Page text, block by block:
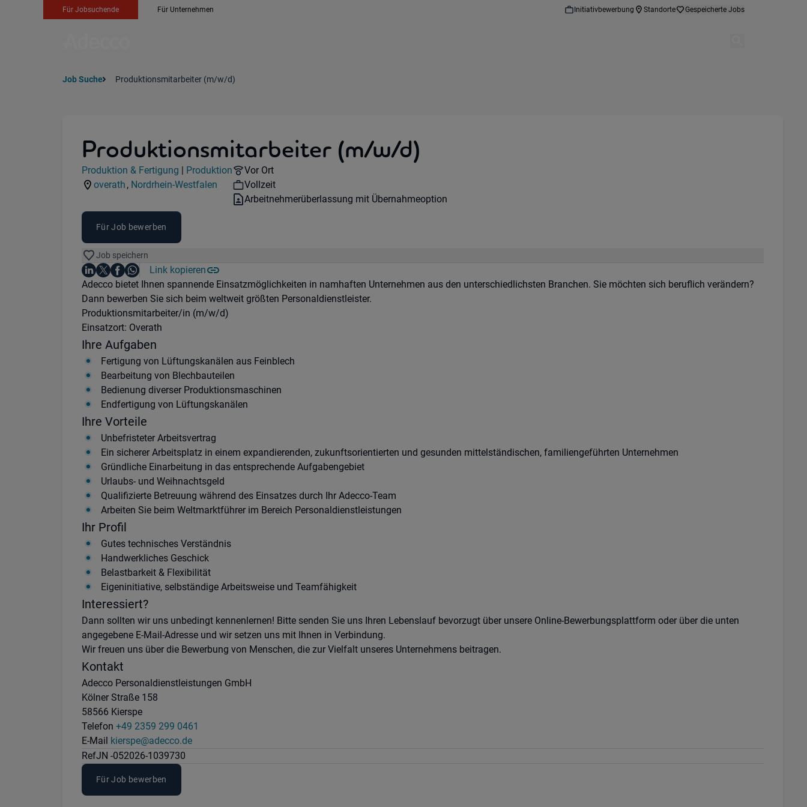
Für Jobsuchende Für Unternehmen Initiativbewerbung Standorte Gespeicherte Jobs
Job Suche Produktionsmitarbeiter (m/w/d)
Produktionsmitarbeiter (m/w/d)
Jobdetails
Kategorie:
Produktion & Fertigung |
Industry:
Produktion
Standorte:
overath ,
Region:
Nordrhein-Westfalen
Remote Option:
Vor Ort
Workhours:
Vollzeit
Vertragsart:
Arbeitnehmerüberlassung mit Übernahmeoption
Für Job bewerben
Job speichern
Teile diesen Job
Auf LinkedIn teilen
Auf X teilen
Auf Facebook teilen
Auf WhatsApp teilen
Link kopieren
Einleitung
Adecco bietet Ihnen spannende Einsatzmöglichkeiten in namhaften Unternehmen aus den unterschiedlichsten Branchen. Sie möchten sich beruflich verändern?
Dann bewerben Sie sich beim weltweit größten Personaldienstleister.
Produktionsmitarbeiter/in (m/w/d)
Einsatzort: Overath
Ihre Aufgaben
Fertigung von Lüftungskanälen aus Feinblech
Bearbeitung von Blechbauteilen
Bedienung diverser Produktionsmaschinen
Endfertigung von Lüftungskanälen
Ihre Vorteile
Unbefristeter Arbeitsvertrag
Ein sicherer Arbeitsplatz in einem expandierenden, zukunftsorientierten und gesunden mittelständischen, familiengeführten Unternehmen
Gründliche Einarbeitung in das entsprechende Aufgabengebiet
Urlaubs- und Weihnachtsgeld
Qualifizierte Betreuung während des Einsatzes durch Ihr Adecco-Team
Arbeiten Sie beim Weltmarktführer im Bereich Personaldienstleistungen
Ihr Profil
Gutes technisches Verständnis
Handwerkliches Geschick
Belastbarkeit & Flexibilität
Eigeninitiative, selbständige Arbeitsweise und Teamfähigkeit
Interessiert?
Dann sollten wir uns unbedingt kennenlernen! Bitte senden Sie uns Ihren Lebenslauf bevorzugt über unsere Online-Bewerbungsplattform oder über die unten
angegebene E-Mail-Adresse und wir setzen uns mit Ihnen in Verbindung.
Wir freuen uns über die Bewerbung von Menschen, die zur Vielfalt unseres Unternehmens beitragen.
Kontakt
Adecco Personaldienstleistungen GmbH
Kölner Straße 158
58566 Kierspe
Telefon +49 2359 299 0461
E-Mail kierspe@adecco.de
RefJN -052026-1039730
Für Job bewerben